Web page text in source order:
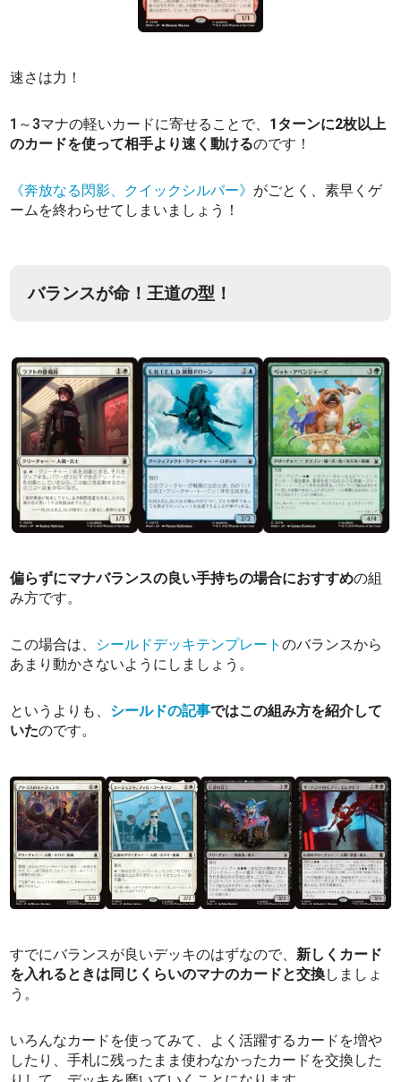
速さは力！
1～3マナの軽いカードに寄せることで、 1ターンに2枚以上
のカードを使って相手より速く動けるのです！
《奔放なる閃影、クイックシルバー》 がごとく、素早くゲ
ームを終わらせてしまいましょう！
バランスが命！王道の型！
偏らずにマナバランスの良い手持ちの場合におすすめの組
み方です。
この場合は、 シールドデッキテンプレートのバランスから
あまり動かさないようにしましょう。
というよりも、 シールドの記事ではこの組み方を紹介して
いたのです。
すでにバランスが良いデッキのはずなので、新しくカード
を入れるときは同じくらいのマナのカードと交換しましょ
う。
いろんなカードを使ってみて、よく活躍するカードを増や
したり、手札に残ったまま使わなかったカードを交換した